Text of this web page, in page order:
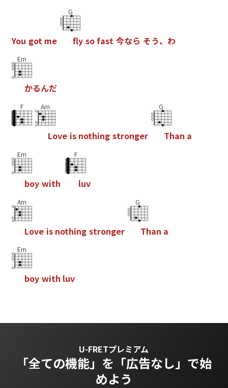
You got me
G
fy sofast 今なら そう、 わ
Em
かるんだ
F Am
Love is nothing stronger
G
Than a
Em
boy with
F
luv
Am
Love is nothing stronger
G
Than a
Em
boy with luv
U-FRETプレミアム
「全ての機能」を 「広告なし」で始
めよう